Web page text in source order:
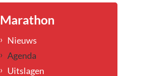
Marathon
Nieuws
Agenda
Uitslagen